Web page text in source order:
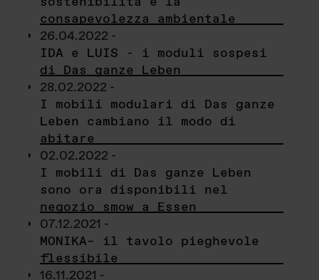
consapevolezza ambientale
26.04.2022 -
IDA e LUIS - i moduli sospesi
di Das ganze Leben
28.02.2022 -
I mobili modulari di Das ganze
Leben cambiano il modo di
abitare
02.02.2022 -
I mobili di Das ganze Leben
sono ora disponibili nel
negozio smow a Essen
07.12.2021 -
MONIKA– il tavolo pieghevole
flessibile
16.11.2021 -